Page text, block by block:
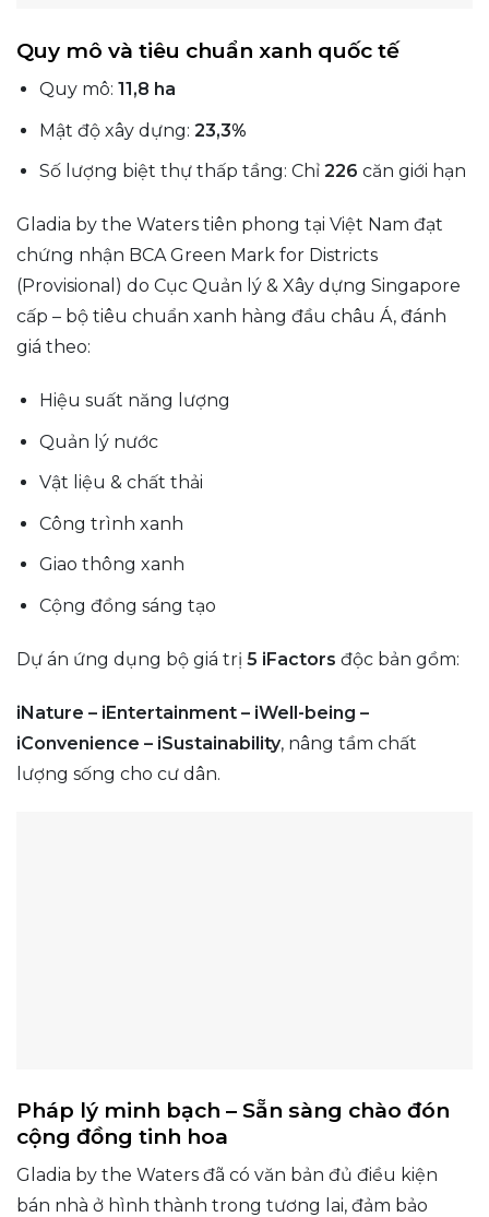
Quy mô và tiêu chuẩn xanh quốc tế
Quy mô: 11,8 ha
Mật độ xây dựng: 23,3%
Số lượng biệt thự thấp tầng: Chỉ 226 căn giới hạn
Gladia by the Waters tiên phong tại Việt Nam đạt
chứng nhận BCA Green Mark for Districts
(Provisional) do Cục Quản lý & Xây dựng Singapore
cấp – bộ tiêu chuẩn xanh hàng đầu châu Á, đánh
giá theo:
Hiệu suất năng lượng
Quản lý nước
Vật liệu & chất thải
Công trình xanh
Giao thông xanh
Cộng đồng sáng tạo
Dự án ứng dụng bộ giá trị 5 iFactors độc bản gồm:
iNature – iEntertainment – iWell-being –
iConvenience – iSustainability, nâng tầm chất
lượng sống cho cư dân.
Pháp lý minh bạch – Sẵn sàng chào đón
cộng đồng tinh hoa
Gladia by the Waters đã có văn bản đủ điều kiện
bán nhà ở hình thành trong tương lai, đảm bảo